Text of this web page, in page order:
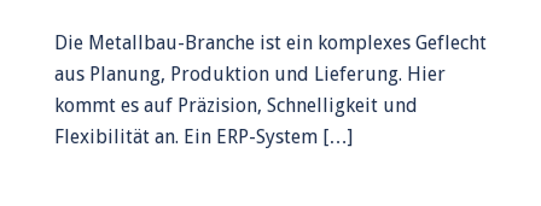
Die Metallbau-Branche ist ein komplexes Geflecht
aus Planung, Produktion und Lieferung. Hier
kommt es auf Präzision, Schnelligkeit und
Flexibilität an. Ein ERP-System […]